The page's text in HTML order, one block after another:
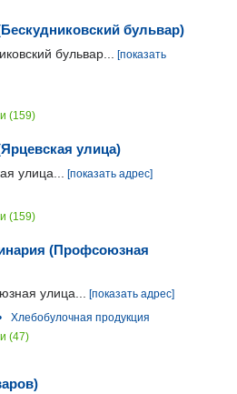
бульвар)
бульвар...
[показать
(159)
улица)
улица... [показать адрес]
(159)
(Профсоюзная
улица...
[показать адрес]
Хлебобулочная продукция
(47)